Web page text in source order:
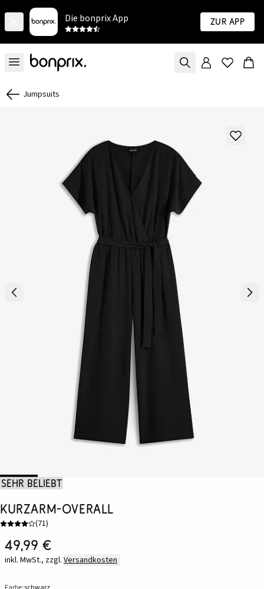
Die bonprix App Zur App
Jumpsuits
Sehr beliebt
Kurzarm-Overall
(71)
49,99 €
inkl. MwSt., zzgl. Versandkosten